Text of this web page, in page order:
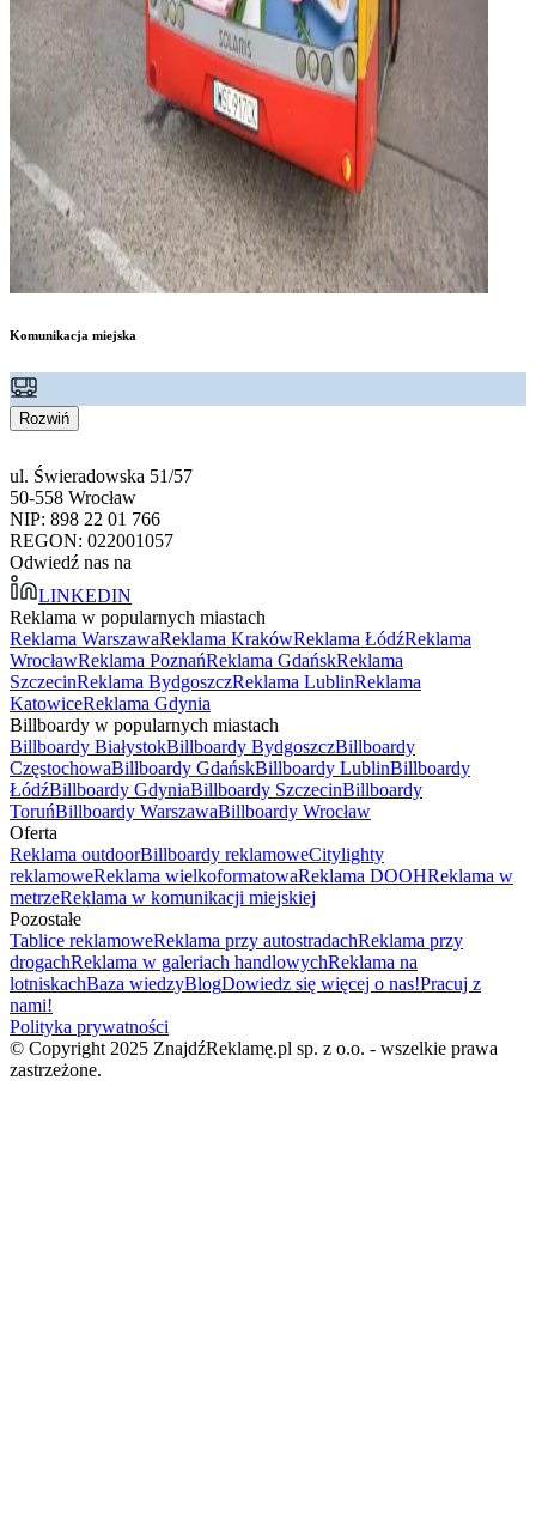
Komunikacja miejska
Rozwiń
ul. Świeradowska 51/57
50-558 Wrocław
NIP: 898 22 01 766
REGON: 022001057
Odwiedź nas na
LINKEDIN
Reklama w popularnych miastach
Reklama WarszawaReklama KrakówReklama ŁódźReklama
WrocławReklama PoznańReklama GdańskReklama
SzczecinReklama BydgoszczReklama LublinReklama
KatowiceReklama Gdynia
Billboardy w popularnych miastach
Billboardy BiałystokBillboardy BydgoszczBillboardy
CzęstochowaBillboardy GdańskBillboardy LublinBillboardy
ŁódźBillboardy GdyniaBillboardy SzczecinBillboardy
ToruńBillboardy WarszawaBillboardy Wrocław
Oferta
Reklama outdoorBillboardy reklamoweCitylighty
reklamoweReklama wielkoformatowaReklama DOOHReklama w
metrzeReklama w komunikacji miejskiej
Pozostałe
Tablice reklamoweReklama przy autostradachReklama przy
drogachReklama w galeriach handlowychReklama na
lotniskachBaza wiedzyBlogDowiedz się więcej o nas!Pracuj z
nami!
Polityka prywatności
© Copyright 2025 ZnajdźReklamę.pl sp. z o.o. - wszelkie prawa
zastrzeżone.